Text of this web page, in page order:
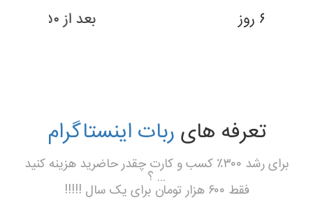
تعرفه هایربات اینستاگرام
برای رشد ۳۰۰٪ کسب و کارت چقدر حاضرید هزینه کنید
... ؟
فقط ۶۰۰ هزار تومان برای یک سال !!!!!